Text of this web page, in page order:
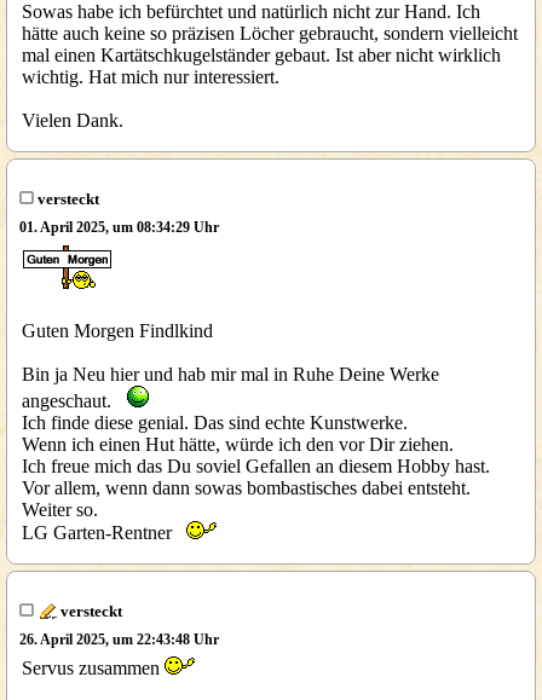
Sowas habe ich befürchtet und natürlich nicht zur Hand. Ich
hätte auch keine so präzisen Löcher gebraucht, sondern vielleicht
mal einen Kartätschkugelständer gebaut. Ist aber nicht wirklich
wichtig. Hat mich nur interessiert.
Vielen Dank.
versteckt
01. April 2025, um 08:34:29 Uhr
Guten Morgen Findlkind
Bin ja Neu hier und hab mir mal in Ruhe Deine Werke
angeschaut.
Ich finde diese genial. Das sind echte Kunstwerke.
Wenn ich einen Hut hätte, würde ich den vor Dir ziehen.
Ich freue mich das Du soviel Gefallen an diesem Hobby hast.
Vor allem, wenn dann sowas bombastisches dabei entsteht.
Weiter so.
LG Garten-Rentner
versteckt
26. April 2025, um 22:43:48 Uhr
Servus zusammen